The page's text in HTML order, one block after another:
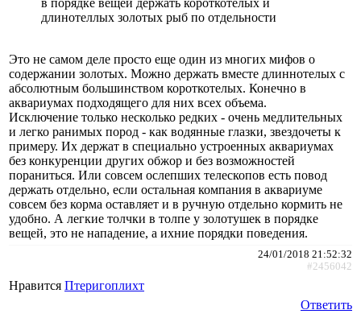
длинотеллых золотых рыб по отдельности
Это не самом деле просто еще один из многих мифов о
содержании золотых. Можно держать вместе длиннотелых с
абсолютным большинством короткотелых. Конечно в
аквариумах подходящего для них всех объема.
Исключение только несколько редких - очень медлительных
и легко ранимых пород - как водянные глазки, звездочеты к
примеру. Их держат в специально устроенных аквариумах
без конкуренции других обжор и без возможностей
пораниться. Или совсем ослепших телескопов есть повод
держать отдельно, если остальная компания в аквариуме
совсем без корма оставляет и в ручную отдельно кормить не
удобно. А легкие толчки в толпе у золотушек в порядке
вещей, это не нападение, а ихние порядки поведения.
24/01/2018 21:52:32
#2456042
Нравится Птеригоплихт
Ответить